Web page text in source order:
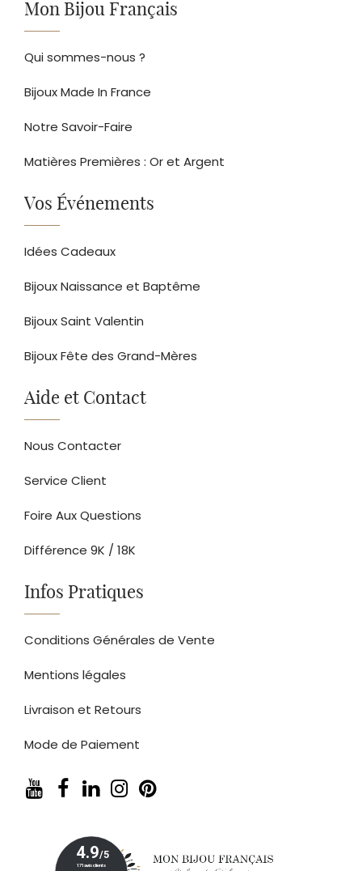
Mon Bijou Français
Qui sommes-nous ?
Bijoux Made In France
Notre Savoir-Faire
Matières Premières : Or et Argent
Vos Événements
Idées Cadeaux
Bijoux Naissance et Baptême
Bijoux Saint Valentin
Bijoux Fête des Grand-Mères
Aide et Contact
Nous Contacter
Service Client
Foire Aux Questions
Différence 9K / 18K
Infos Pratiques
Conditions Générales de Vente
Mentions légales
Livraison et Retours
Mode de Paiement